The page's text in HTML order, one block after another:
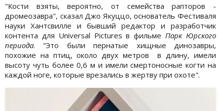
"Кости взяты, вероятно, от семейства рапторов -
дромеозавра", сказал Джо Якуццо, основатель Фестиваля
науки Хантсвилле и бывший редактор и разработчик
контента для Universal Pictures в фильме Парк Юрского
периода. "Это были пернатые хищные динозавры,
похожие на птиц, около двух метров в длину, имели
высоту чуть более 0,6 м и имели смертоносные когти на
каждой ноге, которые врезались в жертву при охоте".